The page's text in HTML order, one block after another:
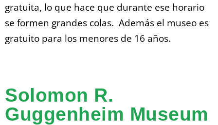
gratuita, lo que hace que durante ese horario
se formen grandes colas. Además el museo es
gratuito para los menores de 16 años.
Solomon R.
Guggenheim Museum